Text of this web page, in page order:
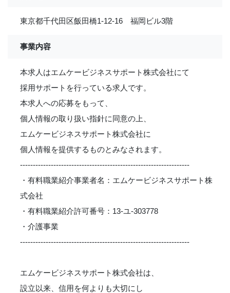
東京都千代田区飯田橋1-12-16 福岡ビル3階
事業内容
本求人はエムケービジネスサポート株式会社にて
採用サポートを行っている求人です。
本求人への応募をもって、
個人情報の取り扱い指針に同意の上、
エムケービジネスサポート株式会社に
個人情報を提供するものとみなされます。
------------------------------------------------------------------
・有料職業紹介事業者名：エムケービジネスサポート株
式会社
・有料職業紹介許可番号：13-ユ-303778
・介護事業
------------------------------------------------------------------
エムケービジネスサポート株式会社は、
設立以来、信用を何よりも大切にし